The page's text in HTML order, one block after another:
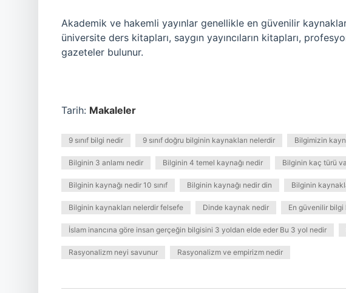
Akademik ve hakemli yayınlar genellikle en güvenilir
üniversite ders kitapları, saygın yayıncıların kitapları,
gazeteler bulunur.
Tarih: Makaleler
9 sınıf bilgi nedir 9 sınıf doğru bilginin kaynakları nelerdir Bilgimizin
Bilginin 3 anlamı nedir Bilginin 4 temel kaynağı nedir Bilginin kaç türü
Bilginin kaynağı nedir 10 sınıf Bilginin kaynağı nedir din Bilginin
Bilginin kaynakları nelerdir felsefe Dinde kaynak nedir En güvenilir bilgi
İslam inancına göre insan gerçeğin bilgisini 3 yoldan elde eder Bu 3 yol nedir
Rasyonalizm neyi savunur Rasyonalizm ve empirizm nedir